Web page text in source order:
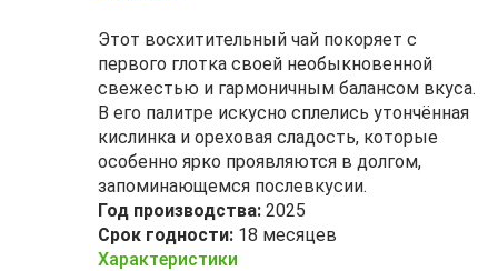
Этот восхитительный чай покоряет с
первого глотка своей необыкновенной
свежестью и гармоничным балансом вкуса.
В его палитре искусно сплелись утончённая
кислинка и ореховая сладость, которые
особенно ярко проявляются в долгом,
запоминающемся послевкусии.
Год производства: 2025
Срок годности: 18 месяцев
Характеристики